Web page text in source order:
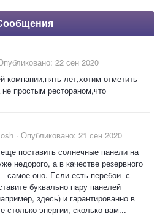
22 сен 2020
компании,пять лет,хотим отметить
не простым рестораном,что
· Опубликовано: 21 сен 2020
поставить солнечные панели на
недорого, а в качестве резервного
- самое оно. Если есть перебои с
буквально пару панелей
здесь) и гарантированно в
столько энергии, сколько вам...